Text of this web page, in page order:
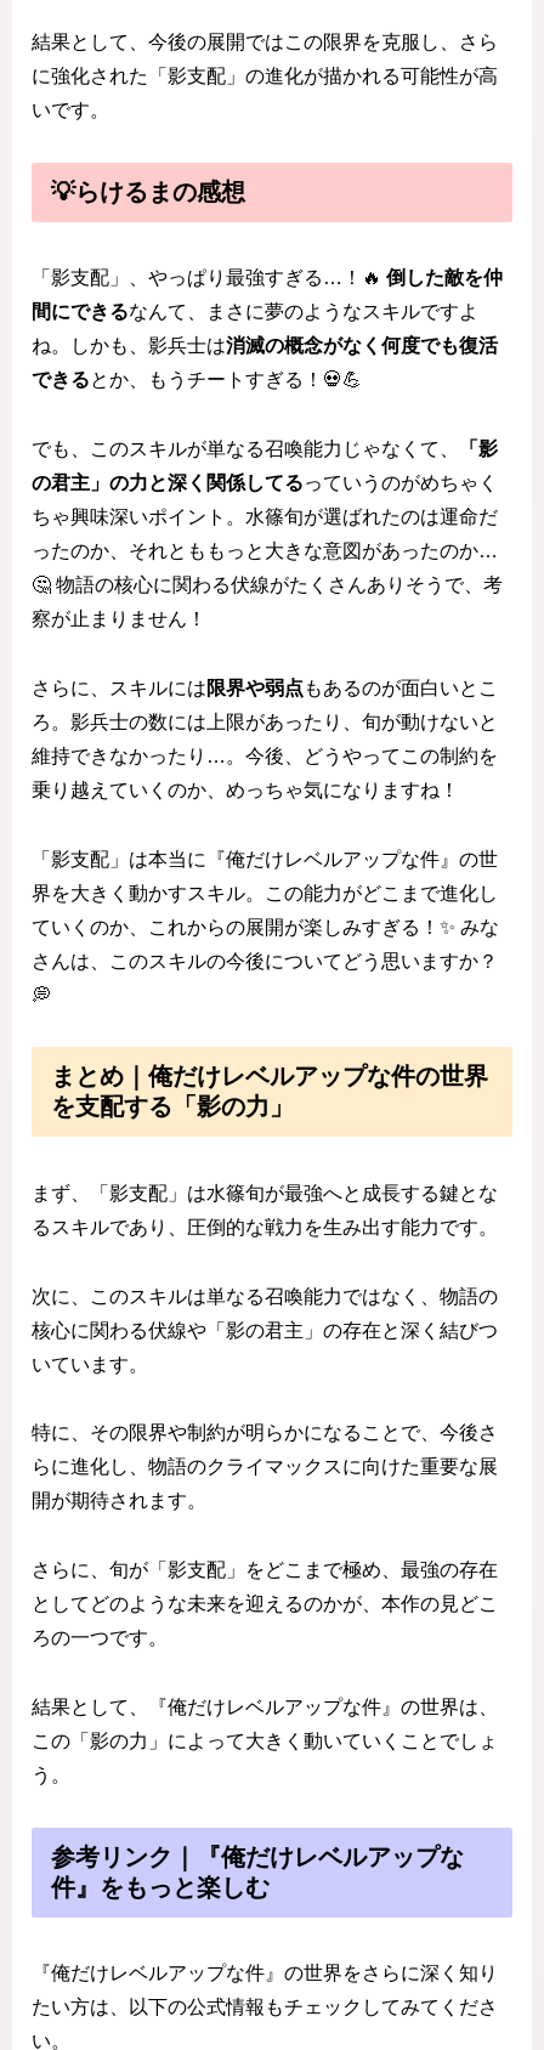
結果として、今後の展開ではこの限界を克服し、さら
に強化された「影支配」の進化が描かれる可能性が高
いです。
💡らけるまの感想
「影支配」、やっぱり最強すぎる…！🔥 倒した敵を仲
間にできるなんて、まさに夢のようなスキルですよ
ね。しかも、影兵士は消滅の概念がなく何度でも復活
できるとか、もうチートすぎる！💀💪
でも、このスキルが単なる召喚能力じゃなくて、
「影
の君主」の力と深く関係してるっていうのがめちゃく
ちゃ興味深いポイント。水篠旬が選ばれたのは運命だ
ったのか、それとももっと大きな意図があったのか…
🤔 物語の核心に関わる伏線がたくさんありそうで、考
察が止まりません！
さらに、スキルには限界や弱点 もあるのが面白いとこ
ろ。影兵士の数には上限があったり、旬が動けないと
維持できなかったり…。今後、どうやってこの制約を
乗り越えていくのか、めっちゃ気になりますね！
「影支配」は本当に『俺だけレベルアップな件』の世
界を大きく動かすスキル。この能力がどこまで進化し
ていくのか、これからの展開が楽しみすぎる！✨ みな
さんは、このスキルの今後についてどう思いますか？
💭
まとめ｜俺だけレベルアップな件の世界
を支配する「影の力」
まず、「影支配」は水篠旬が最強へと成長する鍵とな
るスキルであり、圧倒的な戦力を生み出す能力です。
次に、このスキルは単なる召喚能力ではなく、物語の
核心に関わる伏線や「影の君主」の存在と深く結びつ
いています。
特に、その限界や制約が明らかになることで、今後さ
らに進化し、物語のクライマックスに向けた重要な展
開が期待されます。
さらに、旬が「影支配」をどこまで極め、最強の存在
としてどのような未来を迎えるのかが、本作の見どこ
ろの一つです。
結果として、『俺だけレベルアップな件』の世界は、
この「影の力」によって大きく動いていくことでしょ
う。
参考リンク｜『俺だけレベルアップな
件』をもっと楽しむ
『俺だけレベルアップな件』の世界をさらに深く知り
たい方は、以下の公式情報もチェックしてみてくださ
い。